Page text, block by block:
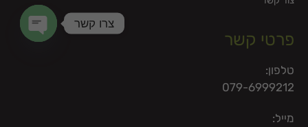
פרטי קשר
טלפון:
079-6999212
מייל:
צרו קשר